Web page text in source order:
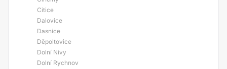
Citice
Dalovice
Dasnice
Děpoltovice
Dolní Nivy
Dolní Rychnov